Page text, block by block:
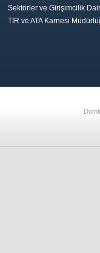
Sektörler ve Girişimcilik
TIR ve ATA Karnesi